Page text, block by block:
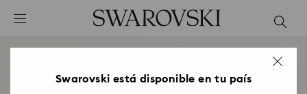
Accesskeys list
2 - FooterSwarovski está disponible en tu país